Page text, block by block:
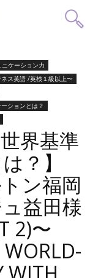
ケーション力
ネス英語 /英検１級以上〜
ションとは？
界基準
？】
ン福岡
益田様
2)〜